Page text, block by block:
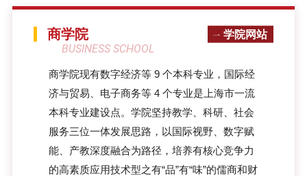
商学院
BUSINESS SCHOOL
学院网站
​商学院现有数字经济等 9 个本科专业，国际经
济与贸易、电子商务等 4 个专业是上海市一流
本科专业建设点。学院坚持教学、科研、社会
服务三位一体发展思路，以国际视野、数字赋
能、产教深度融合为路径，培养有核心竞争力
的高素质应用技术型之有“品”有“味”的儒商和财